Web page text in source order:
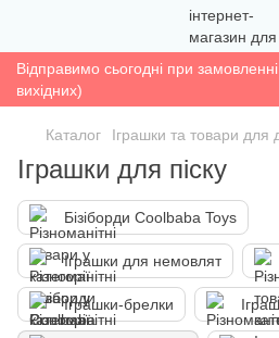
Відправимо сьогодні при
вихідних)
Каталог Іграшки та товари для
Іграшки для піску
Бізіборди Coolbaba Toys
Іграшки для немовлят
Іграшки-брелки